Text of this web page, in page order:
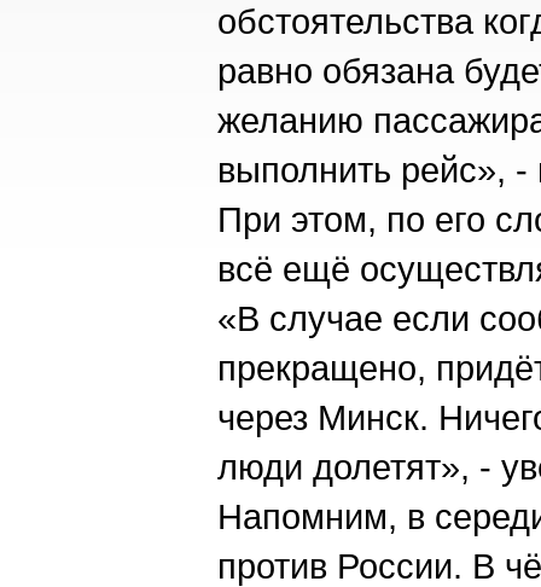
обстоятельства
равно обязана
желанию
выполнить рейс»,
При этом, по его
всё ещё
«В случае если
прекращено,
через Минск.
люди долетят», -
Напомним, в
против России. В